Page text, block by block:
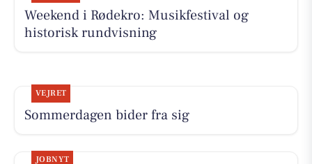
Weekend i Rødekro: Musikfestival og
historisk rundvisning
VEJRET
Sommerdagen bider fra sig
JOBNYT